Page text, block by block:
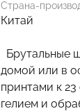
Страна-
Китай
Брутальные
домой или в
принтами к
гелием и